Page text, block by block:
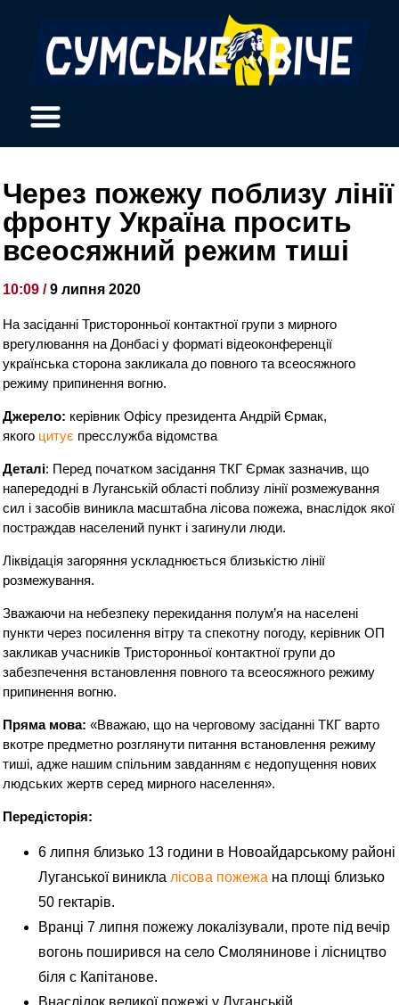
Через пожежу поблизу лінії
фронту Україна просить
всеосяжний режим тиші
10:09 /9 липня 2020
На засіданні Тристоронньої контактної групи з мирного
врегулювання на Донбасі у форматі відеоконференції
українська сторона закликала до повного та всеосяжного
режиму припинення вогню.
Джерело: керівник Офісу президента Андрій Єрмак,
якого цитує пресслужба відомства
Деталі: Перед початком засідання ТКГ Єрмак зазначив, що
напередодні в Луганській області поблизу лінії розмежування
сил і засобів виникла масштабна лісова пожежа, внаслідок якої
постраждав населений пункт і загинули люди.
Ліквідація загоряння ускладнюється близькістю лінії
розмежування.
Зважаючи на небезпеку перекидання полум’я на населені
пункти через посилення вітру та спекотну погоду, керівник ОП
закликав учасників Тристоронньої контактної групи до
забезпечення встановлення повного та всеосяжного режиму
припинення вогню.
Пряма мова: «Вважаю, що на черговому засіданні ТКГ варто
вкотре предметно розглянути питання встановлення режиму
тиші, адже нашим спільним завданням є недопущення нових
людських жертв серед мирного населення».
Передісторія:
6 липня близько 13 години в Новоайдарському районі
Луганської виникла лісова пожежа на площі близько
50 гектарів.
Вранці 7 липня пожежу локалізували, проте під вечір
вогонь поширився на село Смолянинове і лісництво
біля с Капітанове.
Внаслідок великої пожежі у Луганській